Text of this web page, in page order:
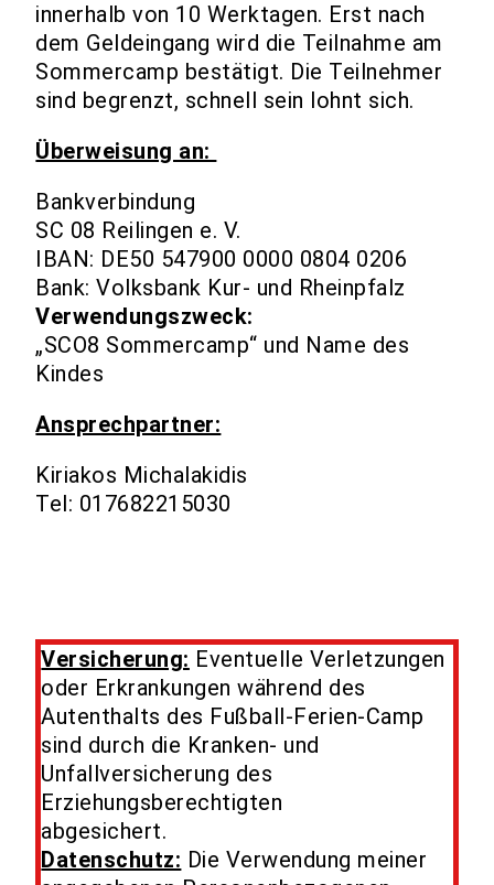
innerhalb von 10 Werktagen. Erst nach
dem Geldeingang wird die Teilnahme am
Sommercamp bestätigt. Die Teilnehmer
sind begrenzt, schnell sein lohnt sich.
Überweisung an:
Bankverbindung
SC 08 Reilingen e. V.
IBAN: DE50 547900 0000 0804 0206
Bank: Volksbank Kur- und Rheinpfalz
Verwendungszweck:
„SCO8 Sommercamp“ und Name des
Kindes
Ansprechpartner:
Kiriakos Michalakidis
Tel: 017682215030
Versicherung: Eventuelle Verletzungen
oder Erkrankungen während des
Autenthalts des Fußball-Ferien-Camp
sind durch die Kranken- und
Unfallversicherung des
Erziehungsberechtigten
abgesichert.
Datenschutz: Die Verwendung meiner